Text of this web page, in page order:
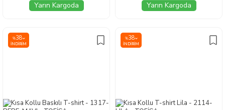
Yarın Kargoda Yarın Kargoda
%38
İNDIRIM
%38
İNDIRIM